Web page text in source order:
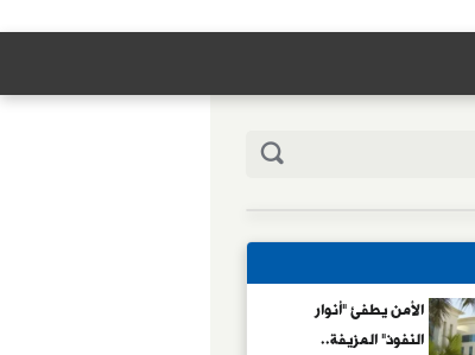
الأمن يطفئ "أنوار
النفوذ" المزيفة..